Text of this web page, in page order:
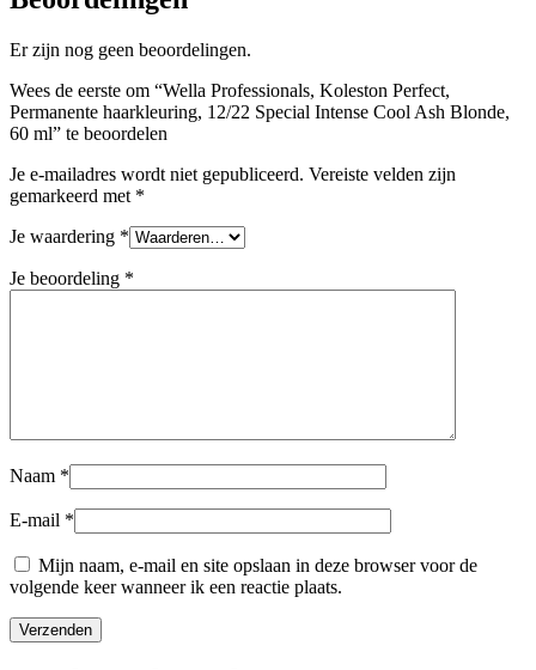
Er zijn nog geen beoordelingen.
Wees de eerste om “Wella Professionals, Koleston Perfect,
Permanente haarkleuring, 12/22 Special Intense Cool Ash Blonde,
60 ml” te beoordelen
Je e-mailadres wordt niet gepubliceerd. Vereiste velden zijn
gemarkeerd met *
Je waardering *
Je beoordeling *
Naam *
E-mail *
Mijn naam, e-mail en site opslaan in deze browser voor de
volgende keer wanneer ik een reactie plaats.